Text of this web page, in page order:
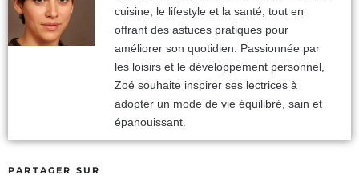
cuisine, le lifestyle et la santé, tout en
offrant des astuces pratiques pour
améliorer son quotidien. Passionnée par
les loisirs et le développement personnel,
Zoé souhaite inspirer ses lectrices à
adopter un mode de vie équilibré, sain et
épanouissant.
PARTAGER SUR